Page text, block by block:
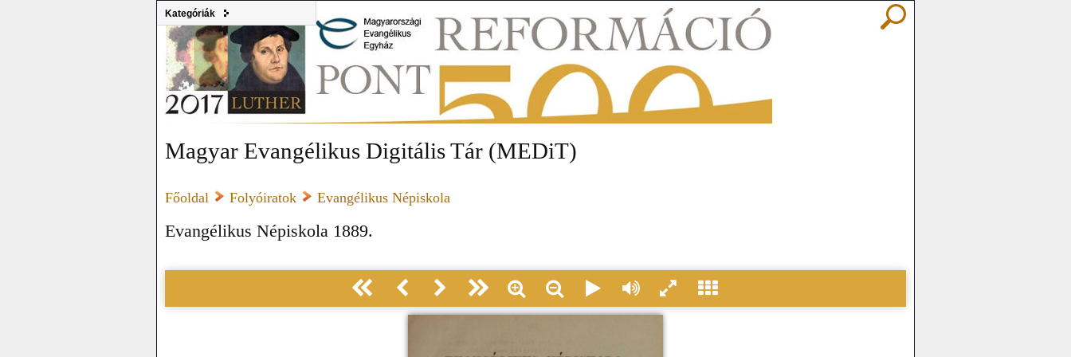
Kategóriák
Magyar Evangélikus Digitális Tár (MEDiT)
Főoldal Folyóiratok Evangélikus Népiskola
Evangélikus Népiskola 1889.